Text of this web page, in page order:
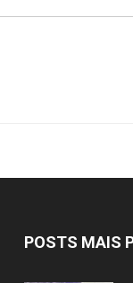
POSTS MAIS